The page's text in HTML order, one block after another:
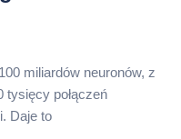
miliardów neuronów, z
połączeń
Daje to